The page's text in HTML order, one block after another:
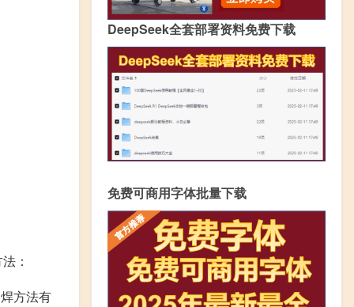
：
方法有
DeepSeek全套部署资料免费下载
免费可商用字体批量下载